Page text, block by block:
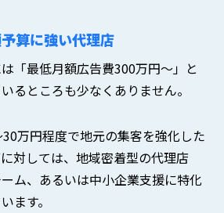
算に強い代理店
「最低月額広告費300万円〜」と
るところも少なくありません。
30万円程度で地元の集客を強化した
対しては、地域密着型の代理店
ム、あるいは中小企業支援に特化
ます。